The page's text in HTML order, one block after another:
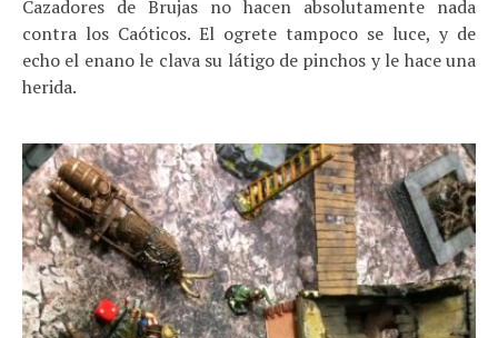
Cazadores de Brujas no hacen absolutamente nada
contra los Caóticos. El ogrete tampoco se luce, y de
echo el enano le clava su látigo de pinchos y le hace una
herida.